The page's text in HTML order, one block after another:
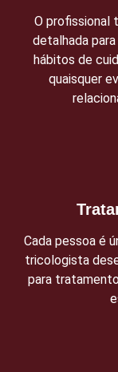
O profissional
detalhada
hábitos de
quaisquer
Cada pessoa é
tricologista
para